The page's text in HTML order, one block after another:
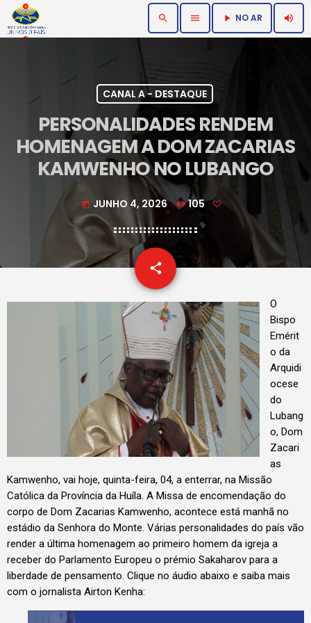
search menu play_arrow NO AR volume_up
CANAL A - DESTAQUE
PERSONALIDADES RENDEM
HOMENAGEM A DOM ZACARIAS
KAMWENHO NO LUBANGO
today JUNHO 4, 2026 105
share
email
O
Bispo
Emérit
o da
Arquidi
ocese
do
Lubang
o, Dom
Zacari
as
Kamwenho, vai hoje, quinta-feira, 04, a enterrar, na Missão
Católica da Província da Huíla. A Missa de encomendação do
corpo de Dom Zacarias Kamwenho, acontece está manhã no
estádio da Senhora do Monte. Várias personalidades do país vão
render a última homenagem ao primeiro homem da igreja a
receber do Parlamento Europeu o prémio Sakaharov para a
liberdade de pensamento. Clique no áudio abaixo e saiba mais
com o jornalista Airton Kenha: